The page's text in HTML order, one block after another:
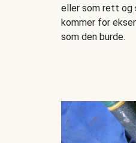
eller som rett og
kommer for
som den burde.